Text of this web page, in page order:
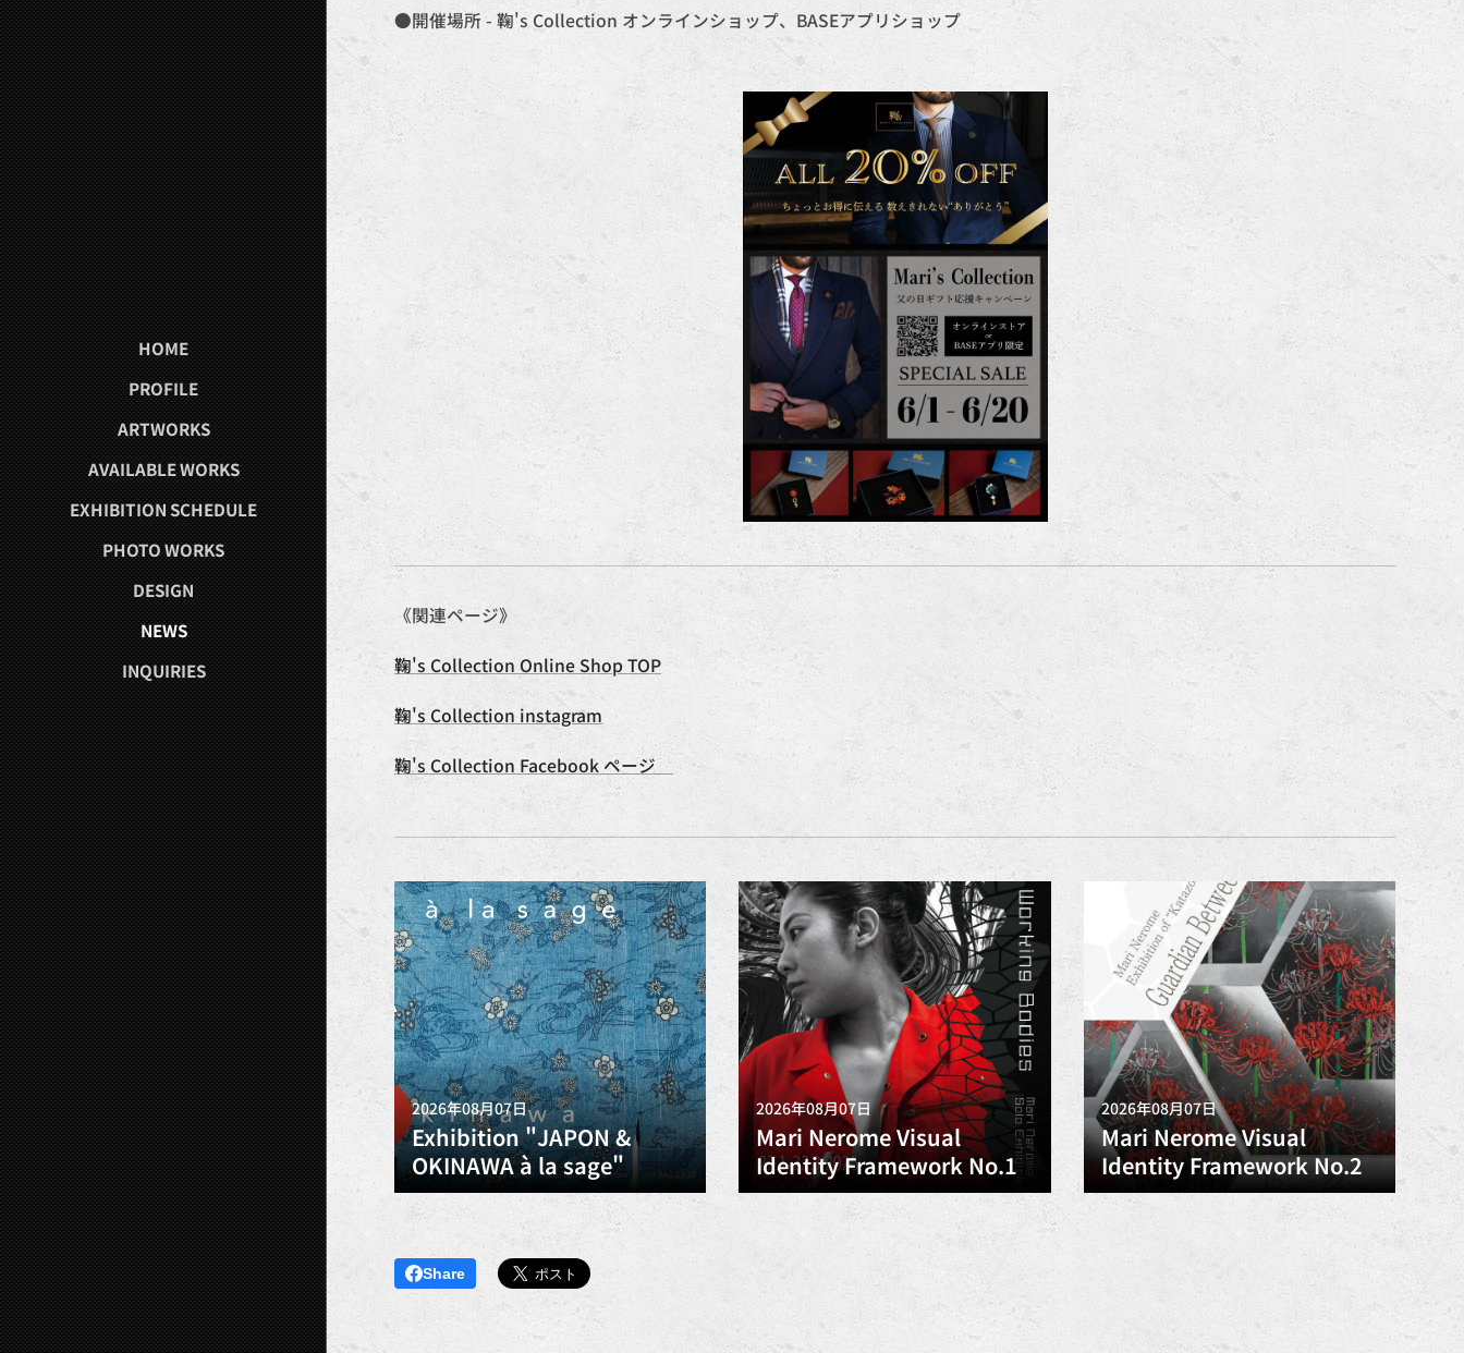
HOME
PROFILE
ARTWORKS
AVAILABLE WORKS
EXHIBITION SCHEDULE
PHOTO WORKS
DESIGN
NEWS
INQUIRIES
●開催場所 - 鞠's Collection オンラインショップ、BASEアプリショップ
《関連ページ》
鞠's Collection Online Shop TOP
鞠's Collection instagram
鞠's Collection Facebook ページ
2026年08月07日
Exhibition "JAPON &
OKINAWA à la sage"
2026年08月07日
Mari Nerome Visual
Identity Framework No.1
2026年08月07日
Mari Nerome Visual
Identity Framework No.2
Share